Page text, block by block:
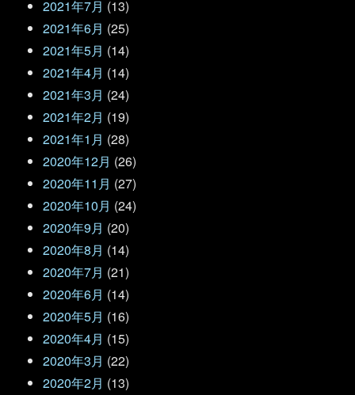
2021年7月 (13)
2021年6月 (25)
2021年5月 (14)
2021年4月 (14)
2021年3月 (24)
2021年2月 (19)
2021年1月 (28)
2020年12月 (26)
2020年11月 (27)
2020年10月 (24)
2020年9月 (20)
2020年8月 (14)
2020年7月 (21)
2020年6月 (14)
2020年5月 (16)
2020年4月 (15)
2020年3月 (22)
2020年2月 (13)